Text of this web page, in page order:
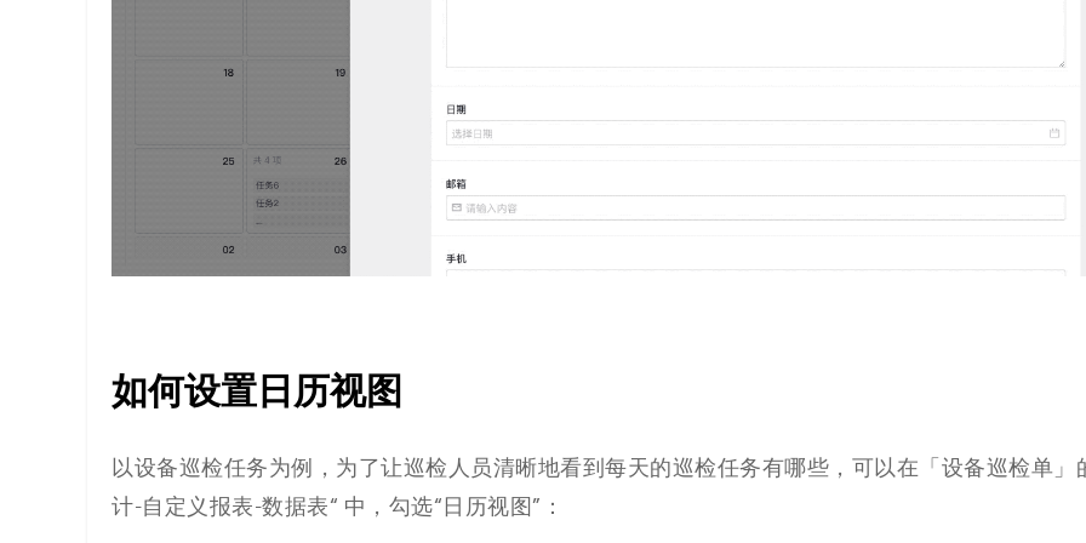
如何设置 日历视图
以设备巡检任务为例，为了让巡检人员清晰地看到每天的巡检任务有哪些，可以在「设备巡检单」
计-自定义报表-数据表“ 中，勾选“日历视图” ：